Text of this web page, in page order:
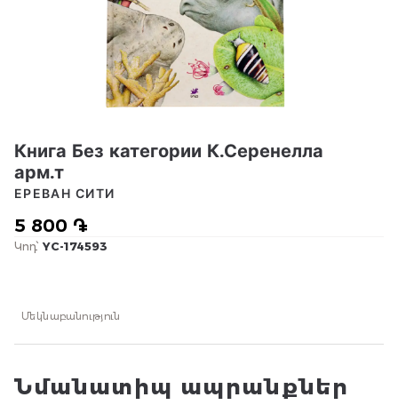
Книга Без категории К.Серенелла
арм.т
5 800 ֏
ЕРЕВАН СИТИ
Կոդ՝ YC-174593
Մեկնաբանություն
Նմանատիպ ապրանքներ